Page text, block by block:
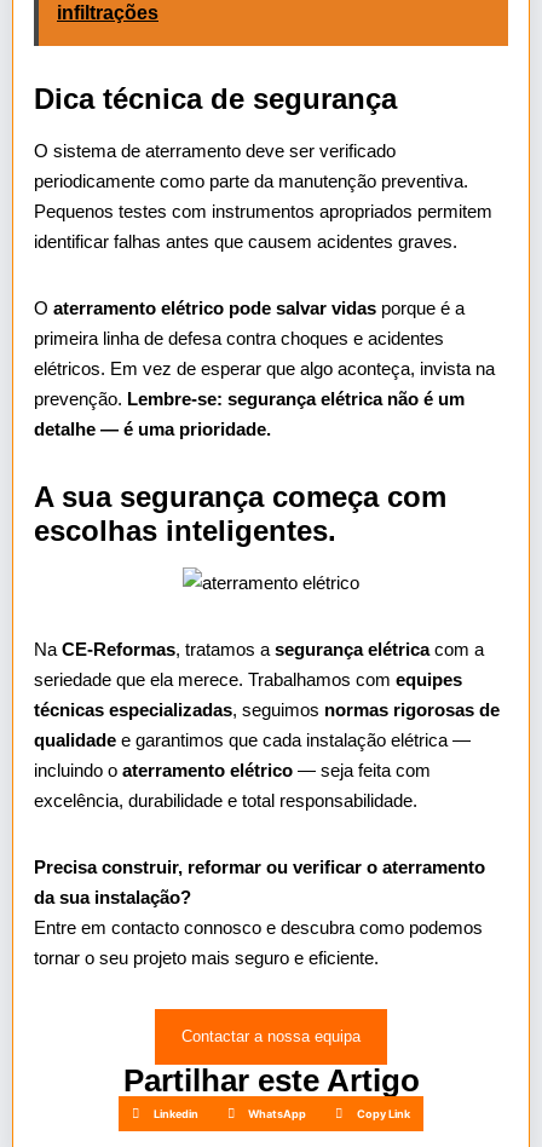
infiltrações
Dica técnica de segurança
O sistema de aterramento deve ser verificado
periodicamente como parte da manutenção preventiva.
Pequenos testes com instrumentos apropriados permitem
identificar falhas antes que causem acidentes graves.
O aterramento elétrico pode salvar vidas porque é a
primeira linha de defesa contra choques e acidentes
elétricos. Em vez de esperar que algo aconteça, invista na
prevenção. Lembre-se: segurança elétrica não é um
detalhe — é uma prioridade.
A sua segurança começa com
escolhas inteligentes.
Na CE‑Reformas, tratamos a segurança elétricacom a
seriedade que ela merece. Trabalhamos com equipes
técnicas especializadas, seguimos normas rigorosas de
qualidade e garantimos que cada instalação elétrica —
incluindo o aterramento elétrico — seja feita com
excelência, durabilidade e total responsabilidade.
Precisa construir, reformar ou verificar o aterramento
da sua instalação?
Entre em contacto connosco e descubra como podemos
tornar o seu projeto mais seguro e eficiente.
Contactar a nossa equipa
Partilhar este Artigo
Linkedin WhatsApp Copy Link